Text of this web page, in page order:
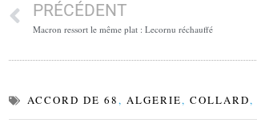
PRÉCÉDENT
Macron ressort le même plat : Lecornu réchauffé
ACCORD DE 68, ALGERIE, COLLARD,